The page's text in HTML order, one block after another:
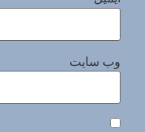
وب‌ سایت